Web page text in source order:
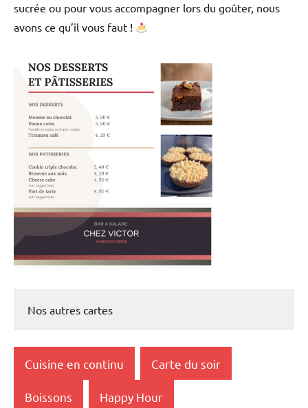
sucrée ou pour vous accompagner lors du goûter, nous
avons ce qu’il vous faut !
Nos autres cartes
Cuisine en continu Carte du soir
Boissons Happy Hour